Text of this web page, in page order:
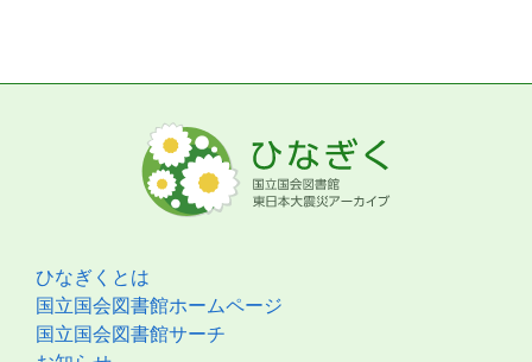
ひなぎくとは
国立国会図書館ホームページ
国立国会図書館サーチ